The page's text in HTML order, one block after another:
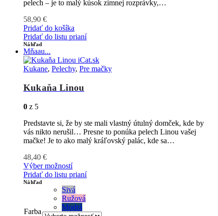
pelech – je to malý kúsok zimnej rozprávky,…
58,90 €
Pridať do košíka
Pridať do listu prianí
Náhľad
Mňaau...
Kukane, Pelechy, Pre mačky
Kukaňa Linou
0 z 5
Predstavte si, že by ste mali vlastný útulný domček, kde by
vás nikto nerušil… Presne to ponúka pelech Linou vašej
mačke! Je to ako malý kráľovský palác, kde sa…
48,40 €
Výber možností
Pridať do listu prianí
Náhľad
Farba
Sivá
Ružová
Modrá